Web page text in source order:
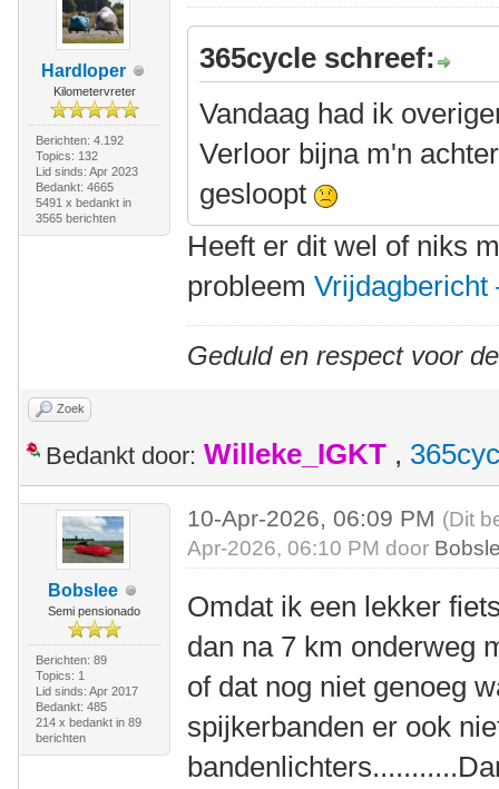
Hardloper
Kilometervreter
Berichten: 4.192
Topics: 132
Lid sinds: Apr 2023
Bedankt: 4665
5491 x bedankt in
3565 berichten
365cycle schreef:
Vandaag had ik
Verloor bijna m'n
gesloopt
Heeft er dit wel of niks
probleem
Geduld en respect voor
Zoek
Bedankt door: Willeke_IGKT ,
Bobslee
Semi pensionado
Berichten: 89
Topics: 1
Lid sinds: Apr 2017
Bedankt: 485
214 x bedankt in 89
berichten
10-Apr-2026, 06:09 PM (Dit
Apr-2026, 06:10 PM door
Omdat ik een lekker
dan na 7 km onderweg
of dat nog niet genoeg
spijkerbanden er ook